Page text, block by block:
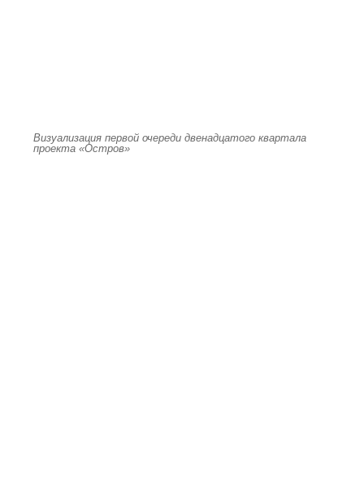
Визуализация первой очереди двенадцатого квартала
проекта «Остров»